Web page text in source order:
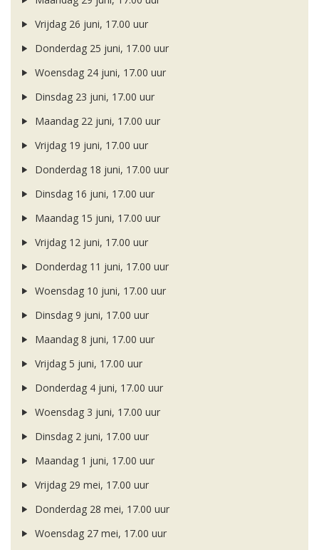
Vrijdag 26 juni, 17.00 uur
Donderdag 25 juni, 17.00 uur
Woensdag 24 juni, 17.00 uur
Dinsdag 23 juni, 17.00 uur
Maandag 22 juni, 17.00 uur
Vrijdag 19 juni, 17.00 uur
Donderdag 18 juni, 17.00 uur
Dinsdag 16 juni, 17.00 uur
Maandag 15 juni, 17.00 uur
Vrijdag 12 juni, 17.00 uur
Donderdag 11 juni, 17.00 uur
Woensdag 10 juni, 17.00 uur
Dinsdag 9 juni, 17.00 uur
Maandag 8 juni, 17.00 uur
Vrijdag 5 juni, 17.00 uur
Donderdag 4 juni, 17.00 uur
Woensdag 3 juni, 17.00 uur
Dinsdag 2 juni, 17.00 uur
Maandag 1 juni, 17.00 uur
Vrijdag 29 mei, 17.00 uur
Donderdag 28 mei, 17.00 uur
Woensdag 27 mei, 17.00 uur